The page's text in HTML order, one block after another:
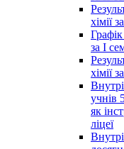
хімії
за І
хімії
учнів
як
ліцеї